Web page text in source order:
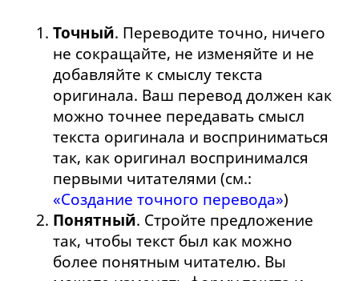
Точный. Переводите точно, ничего
не сокращайте, не изменяйте и не
добавляйте к смыслу текста
оригинала. Ваш перевод должен как
можно точнее передавать смысл
текста оригинала и восприниматься
так, как оригинал воспринимался
первыми читателями (см.:
«Создание точного перевода»)
Понятный. Стройте предложение
так, чтобы текст был как можно
более понятным читателю. Вы